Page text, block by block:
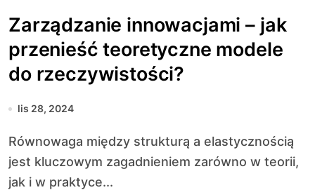
Zarządzanie innowacjami – jak
przenieść teoretyczne modele
do rzeczywistości?
lis 28, 2024
Równowaga między strukturą a elastycznością
jest kluczowym zagadnieniem zarówno w teorii,
jak i w praktyce...